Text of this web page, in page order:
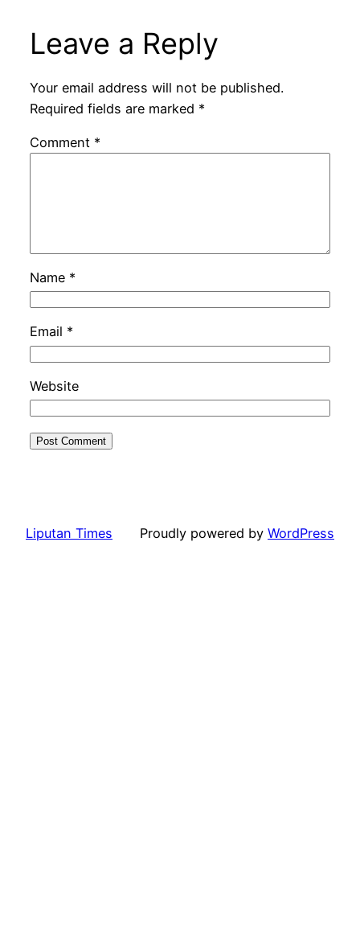
Leave a Reply
Your email address will not be published.
Required fields are marked *
Comment *
Name *
Email *
Website
Liputan Times Proudly powered by WordPress